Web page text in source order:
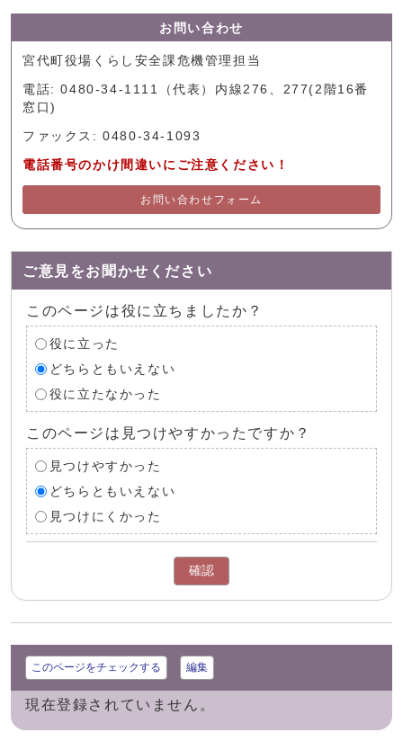
お問い合わせ
宮代町役場くらし安全課危機管理担当
電話: 0480-34-1111（代表）内線276、277(2階16番
窓口)
ファックス: 0480-34-1093
電話番号のかけ間違いにご注意ください！
お問い合わせフォーム
ご意見をお聞かせください
このページは役に立ちましたか？
役に立った
どちらともいえない
役に立たなかった
このページは見つけやすかったですか？
見つけやすかった
どちらともいえない
見つけにくかった
確認
このページをチェックする 編集
現在登録されていません。